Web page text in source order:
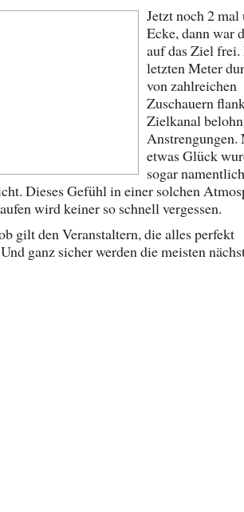
Jetzt noch 2 mal
Ecke, dann war
auf das Ziel
letzten Meter
von zahlreichen
Zuschauern
Zielkanal
Anstrengungen.
etwas Glück
sogar
Dieses Gefühl in einer solchen
wird keiner so schnell vergessen.
gilt den Veranstaltern, die alles perfekt
ganz sicher werden die meisten